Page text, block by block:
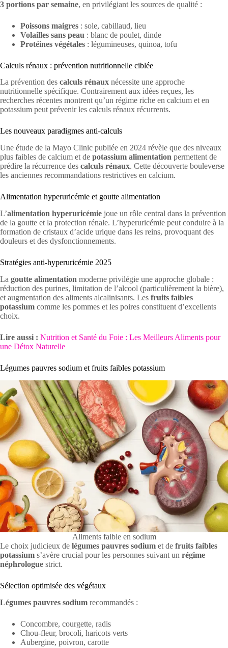
3 portions par semaine, en privilégiant les sources de qualité :
Poissons maigres : sole, cabillaud, lieu
Volailles sans peau : blanc de poulet, dinde
Protéines végétales : légumineuses, quinoa, tofu
Calculs rénaux : prévention nutritionnelle ciblée
La prévention des calculs rénaux nécessite une approche
nutritionnelle spécifique. Contrairement aux idées reçues, les
recherches récentes montrent qu’un régime riche en calcium et en
potassium peut prévenir les calculs rénaux récurrents.
Les nouveaux paradigmes anti-calculs
Une étude de la Mayo Clinic publiée en 2024 révèle que des niveaux
plus faibles de calcium et de potassium alimentation permettent de
prédire la récurrence des calculs rénaux. Cette découverte bouleverse
les anciennes recommandations restrictives en calcium.
Alimentation hyperuricémie et goutte alimentation
L’alimentation hyperuricémie joue un rôle central dans la prévention
de la goutte et la protection rénale. L’hyperuricémie peut conduire à la
formation de cristaux d’acide urique dans les reins, provoquant des
douleurs et des dysfonctionnements.
Stratégies anti-hyperuricémie 2025
La goutte alimentation moderne privilégie une approche globale :
réduction des purines, limitation de l’alcool (particulièrement la bière),
et augmentation des aliments alcalinisants. Les fruits faibles
potassium comme les pommes et les poires constituent d’excellents
choix.
Lire aussi : Nutrition et Santé du Foie : Les Meilleurs Aliments pour
une Détox Naturelle
Légumes pauvres sodium et fruits faibles potassium
Aliments faible en sodium
Le choix judicieux de légumes pauvres sodium et de fruits faibles
potassium s’avère crucial pour les personnes suivant un régime
néphrologue strict.
Sélection optimisée des végétaux
Légumes pauvres sodium recommandés :
Concombre, courgette, radis
Chou-fleur, brocoli, haricots verts
Aubergine, poivron, carotte